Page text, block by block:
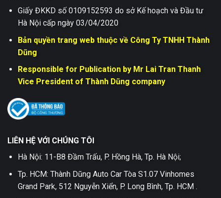
Giấy ĐKKD số 0109152593 do sở Kế hoạch và Đầu tư
Hà Nội cấp ngày 03/04/2020
Bản quyền trang web thuộc về Công Ty TNHH Thành
Dũng
Responsible for Publication by Mr Lai Tran Thanh
Vice President of Thành Dũng company
LIÊN HỆ VỚI CHÚNG TÔI
Hà Nội: 11-B8 Đầm Trấu, P. Hồng Hà, Tp. Hà Nội;
Tp. HCM: Thành Dũng Auto Car Tòa S1.07 Vinhomes
Grand Park, 512 Nguyễn Xiển, P. Long Bình, Tp. HCM .